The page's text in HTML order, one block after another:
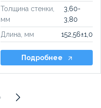
Толщина стенки,
мм
3,60-
3,80
Длина, мм
152,56±1,0
Подробнее